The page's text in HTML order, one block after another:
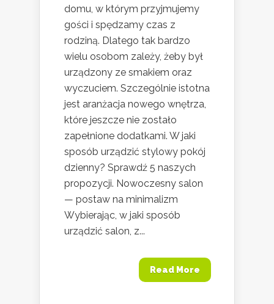
domu, w którym przyjmujemy
gości i spędzamy czas z
rodziną. Dlatego tak bardzo
wielu osobom zależy, żeby był
urządzony ze smakiem oraz
wyczuciem. Szczególnie istotna
jest aranżacja nowego wnętrza,
które jeszcze nie zostało
zapełnione dodatkami. W jaki
sposób urządzić stylowy pokój
dzienny? Sprawdź 5 naszych
propozycji. Nowoczesny salon
— postaw na minimalizm
Wybierając, w jaki sposób
urządzić salon, z...
Read More